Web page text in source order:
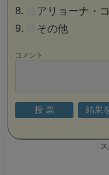
アリョーナ・
その他
コメント